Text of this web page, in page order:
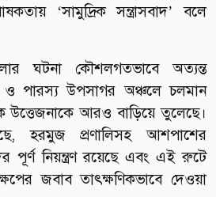
‘সামুদ্রিক সন্ত্রাসবাদ’ বলে
ঘটনা কৌশলগতভাবে অত্যন্ত
ও পারস্য উপসাগর অঞ্চলে চলমান
উত্তেজনাকে আরও বাড়িয়ে তুলেছে।
হরমুজ প্রণালিসহ আশপাশের
পূর্ণ নিয়ন্ত্রণ রয়েছে এবং এই রুটে
জবাব তাৎক্ষণিকভাবে দেওয়া